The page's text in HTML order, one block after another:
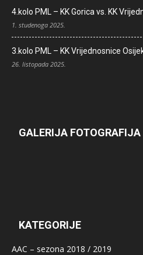
4.kolo PML – KK Gorica vs. KK
1. studenoga 2025.
3.kolo PML – KK Vrijednosnice
26. listopada 2025.
GALERIJA FOTOGRAFIJA
KATEGORIJE
AAC – sezona 2018 / 2019